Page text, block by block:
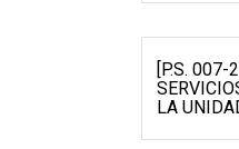
[P.S.
LA